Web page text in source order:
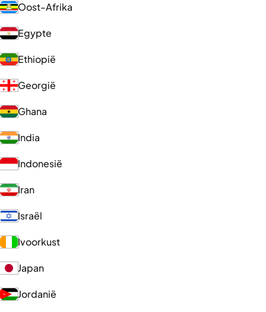
Oost-Afrika
Egypte
Ethiopië
Georgië
Ghana
India
Indonesië
Iran
Israël
Ivoorkust
Japan
Jordanië